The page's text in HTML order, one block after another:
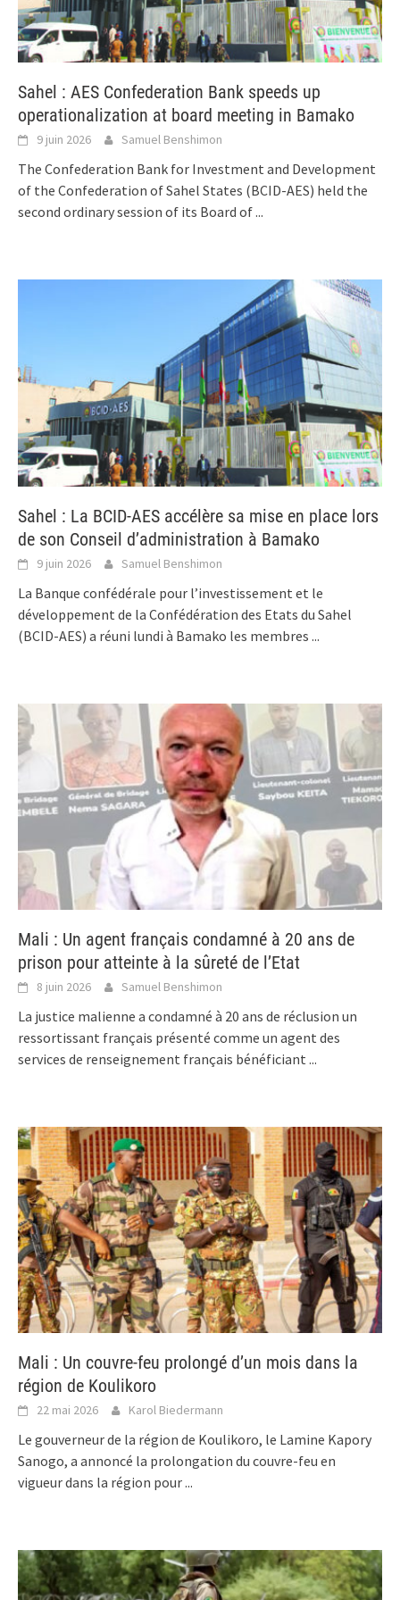
Sahel : AES Confederation Bank speeds up
operationalization at board meeting in Bamako
9 juin 2026 Samuel Benshimon
The Confederation Bank for Investment and Development
of the Confederation of Sahel States (BCID-AES) held the
second ordinary session of its Board of...
Sahel : La BCID-AES accélère sa mise en place lors
de son Conseil d’administration à Bamako
9 juin 2026 Samuel Benshimon
La Banque confédérale pour l’investissement et le
développement de la Confédération des Etats du Sahel
(BCID-AES) a réuni lundi à Bamako les membres ...
Mali : Un agent français condamné à 20 ans de
prison pour atteinte à la sûreté de l’Etat
8 juin 2026 Samuel Benshimon
La justice malienne a condamné à 20 ans de réclusion un
ressortissant français présenté comme un agent des
services de renseignement français bénéficiant ...
Mali : Un couvre-feu prolongé d’un mois dans la
région de Koulikoro
22 mai 2026 Karol Biedermann
Le gouverneur de la région de Koulikoro, le Lamine Kapory
Sanogo, a annoncé la prolongation du couvre-feu en
vigueur dans la région pour...